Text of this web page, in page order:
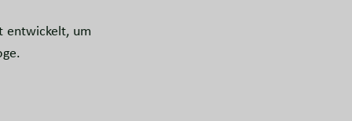
entwickelt, um